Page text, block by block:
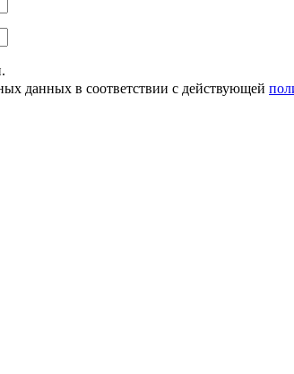
данных в соответствии с действующей